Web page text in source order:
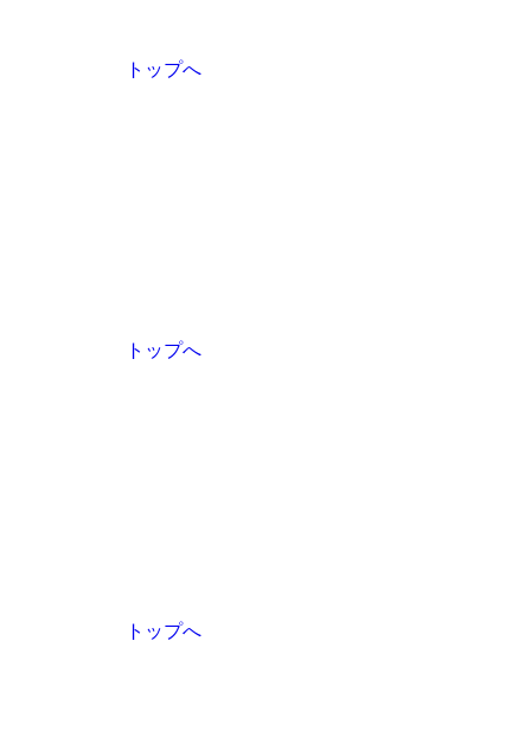
トップへ
トップへ
トップへ